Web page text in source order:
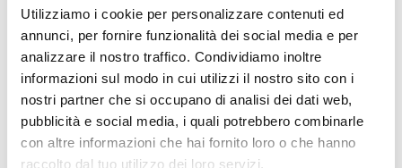
Utilizziamo i cookie per personalizzare contenuti ed
annunci, per fornire funzionalità dei social media e per
analizzare il nostro traffico. Condividiamo inoltre
informazioni sul modo in cui utilizzi il nostro sito con i
nostri partner che si occupano di analisi dei dati web,
pubblicità e social media, i quali potrebbero combinarle
con altre informazioni che hai fornito loro o che hanno
raccolto dal tuo utilizzo dei loro servizi.
Forma il personale ad un utilizzo
corretto dei prodotti.
Scopri di più